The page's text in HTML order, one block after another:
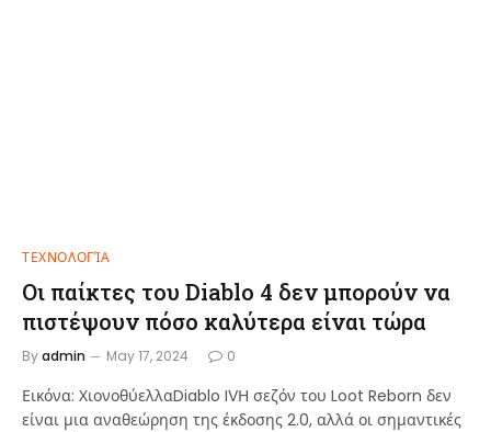
ΤΕΧΝΟΛΟΓΊΑ
Οι παίκτες του Diablo 4 δεν μπορούν να
πιστέψουν πόσο καλύτερα είναι τώρα
Byadmin May 17, 2024 0
Εικόνα: ΧιονοθύελλαDiablo IVΗ σεζόν του Loot Reborn δεν
είναι μια αναθεώρηση της έκδοσης 2.0, αλλά οι σημαντικές